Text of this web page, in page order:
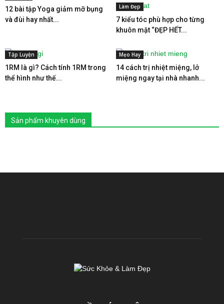
12 bài tập Yoga giảm mỡ bụng
và đùi hay nhất...
Làm Đẹp
7 kiểu tóc phù hợp cho từng
khuôn mặt “ĐẸP HẾT...
Tập Luyện
1RM là gì? Cách tính 1RM trong
thể hình như thế...
Mẹo Hay
14 cách trị nhiệt miệng, lở
miệng ngay tại nhà nhanh...
Sản phẩm khuyên dùng